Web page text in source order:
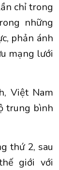
chỉ trong
những
phản ánh
mạng lưới
Việt Nam
trung bình
thứ 2, sau
giới với